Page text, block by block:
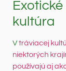
kultúra
Vtráviacej
niektorých
používajú aj